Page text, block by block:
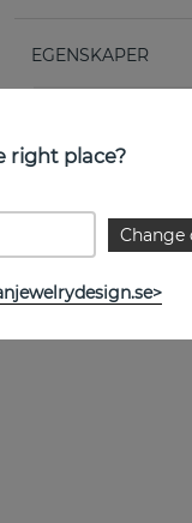
EGENSKAPER
right place?
Change